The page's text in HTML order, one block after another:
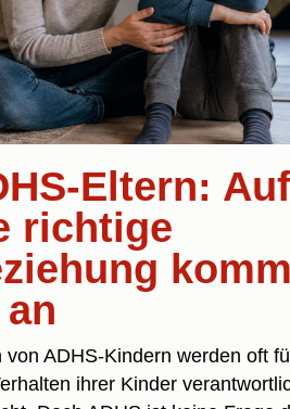
Eltern: Auf
richtige
von ADHS-Kindern werden oft
ihrer Kinder